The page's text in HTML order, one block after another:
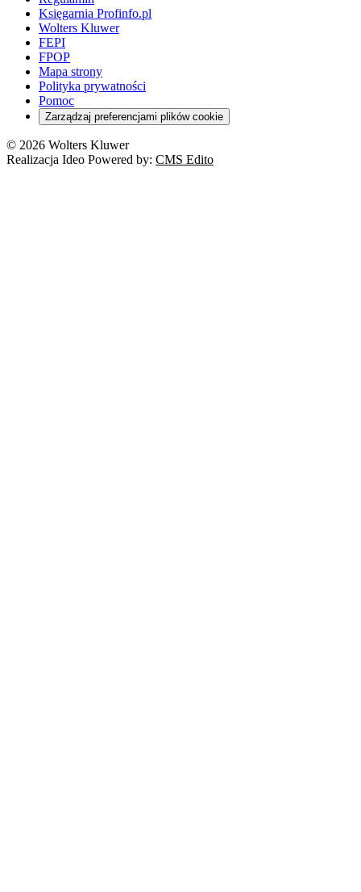
Księgarnia Profinfo.pl
Wolters Kluwer
FEPI
FPOP
Mapa strony
Polityka prywatności
Pomoc
Zarządzaj preferencjami plików cookie
© 2026 Wolters Kluwer
Realizacja Ideo Powered by: CMS Edito